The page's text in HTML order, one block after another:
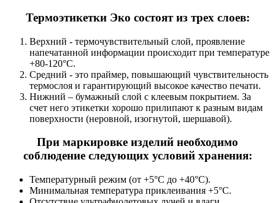
Термоэтикетки Эко состоят из трех слоев:
Верхний - термочувствительный слой, проявление
напечатанной информации происходит при температуре
+80-120°С.
Средний - это праймер, повышающий чувствительность
термослоя и гарантирующий высокое качество печати.
Нижний – бумажный слой с клеевым покрытием. За
счет него этикетки хорошо прилипают к разным видам
поверхности (неровной, изогнутой, шершавой).
При маркировке изделий необходимо
соблюдение следующих условий хранения:
Температурный режим (от +5°С до +40°С).
Минимальная температура приклеивания +5°С.